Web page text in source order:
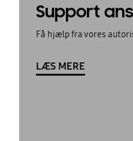
Support
Få hjælp fra vores
LÆS MERE